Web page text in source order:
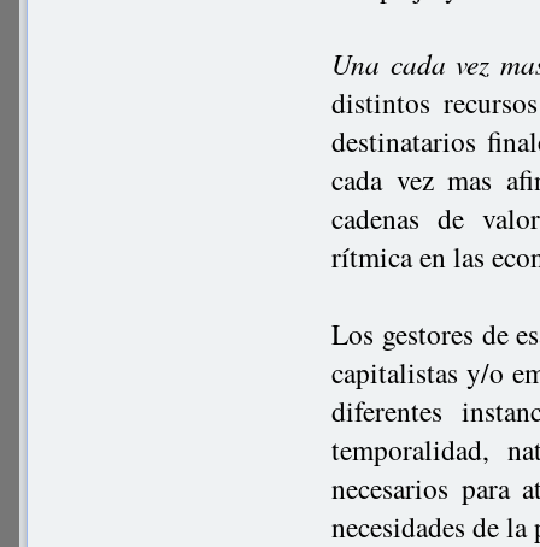
Una cada vez
distintos
destinatarios
cada vez mas
cadenas de
rítmica en las
Los gestores de
capitalistas y/o
diferentes
temporalidad,
necesarios para
necesidades de